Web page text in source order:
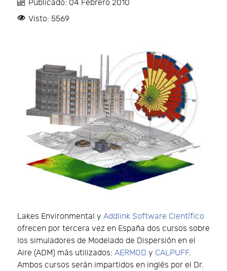
Publicado: 04 Febrero 2010
Visto: 5569
Lakes Environmental y Addlink Software Científico
ofrecen por tercera vez en España dos cursos sobre
los simuladores de Modelado de Dispersión en el
Aire (ADM) más utilizados: AERMOD y CALPUFF.
Ambos cursos serán impartidos en inglés por el Dr.